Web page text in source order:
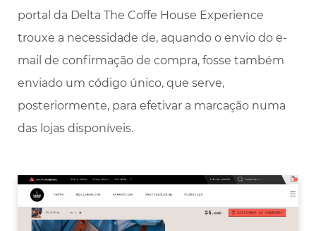
portal da Delta The Coffe House Experience
trouxe a necessidade de, aquando o envio do e-
mail de confirmação de compra, fosse também
enviado um código único, que serve,
posteriormente, para efetivar a marcação numa
das lojas disponíveis.